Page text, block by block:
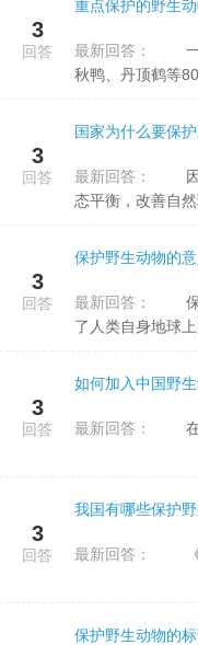
3
回答
重点保护的野生
最新回答：
秋鸭、丹顶鹤等80
3
回答
国家为什么要保
最新回答：
态平衡，改善自
3
回答
保护野生动物的
最新回答：
了人类自身地球
3
回答
如何加入中国野
最新回答： 在
3
回答
我国有哪些保护
最新回答： 《
保护野生动物的